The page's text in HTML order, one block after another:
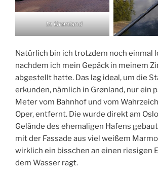
In Grønland
Natürlich bin ich trotzdem noch einmal
nachdem ich mein Gepäck in meinem
abgestellt hatte. Das lag ideal, um die
erkunden, nämlich in Grønland, nur ein
Meter vom Bahnhof und vom
Oper, entfernt. Die wurde direkt am
Gelände des ehemaligen Hafens
mit der Fassade aus viel weißem
wirklich ein bisschen an einen riesigen
dem Wasser ragt.